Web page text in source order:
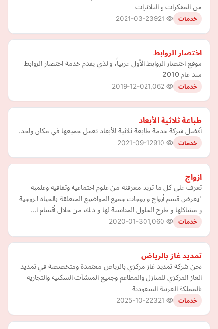
من المفكرات و البلانرات
خدمات 2021-03-23
اختصار الروابط
موقع اختصار الروابط اﻷول عربياً، والذي يقدم خدمة اختصار الروابط
منذ عام 2010
خدمات 2019-12-02
طباعة ثلاثية الأبعاد
أفضل شركة خدمة طابعة ثلاثية الأبعاد تعمل جميعها في مكان واحد.
خدمات 2021-09-12
ازواج
تعرف على كل ما تريد معرفته من علوم اجتماعية وثقافية وعلمية
"يعرض قسم أزواج و زوجات جميع المواضيع المتعلقة بالحياة الزوجية
و مشاكلها و طرح الحلول المناسبة لها و ذلك من خلال أقسام ا…
خدمات 2020-01-30
تمديد غاز بالرياض
نحن شركة تمديد غاز مركزي بالرياض معتمدة ومتخصصة في تمديد
الغاز المركزي للمنازل والمطاعم وجميع المنشآت السكنية والتجارية
بالمملكة العربية السعودية
خدمات 2025-10-22